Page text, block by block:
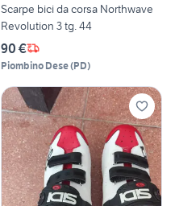
Scarpe bici da corsa Northwave
Revolution 3 tg. 44
90 €
Piombino Dese(PD)